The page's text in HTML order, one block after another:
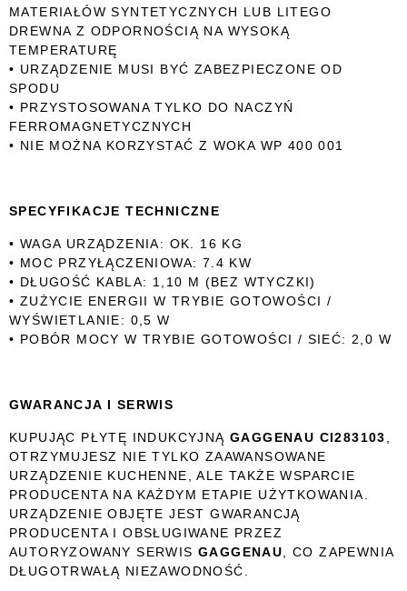
MATERIAŁÓW SYNTETYCZNYCH LUB LITEGO
DREWNA Z ODPORNOŚCIĄ NA WYSOKĄ
TEMPERATURĘ
• URZĄDZENIE MUSI BYĆ ZABEZPIECZONE OD
SPODU
• PRZYSTOSOWANA TYLKO DO NACZYŃ
FERROMAGNETYCZNYCH
• NIE MOŻNA KORZYSTAĆ Z WOKA WP 400 001
SPECYFIKACJE TECHNICZNE
• WAGA URZĄDZENIA: OK. 16 KG
• MOC PRZYŁĄCZENIOWA: 7.4 KW
• DŁUGOŚĆ KABLA: 1,10 M (BEZ WTYCZKI)
• ZUŻYCIE ENERGII W TRYBIE GOTOWOŚCI /
WYŚWIETLANIE: 0,5 W
• POBÓR MOCY W TRYBIE GOTOWOŚCI / SIEĆ: 2,0 W
GWARANCJA I SERWIS
KUPUJĄC PŁYTĘ INDUKCYJNĄ GAGGENAU CI283103
OTRZYMUJESZ NIE TYLKO ZAAWANSOWANE
URZĄDZENIE KUCHENNE, ALE TAKŻE WSPARCIE
PRODUCENTA NA KAŻDYM ETAPIE UŻYTKOWANIA.
URZĄDZENIE OBJĘTE JEST GWARANCJĄ
PRODUCENTA I OBSŁUGIWANE PRZEZ
AUTORYZOWANY SERWIS GAGGENAU , CO ZAPEWNIA
DŁUGOTRWAŁĄ NIEZAWODNOŚĆ.